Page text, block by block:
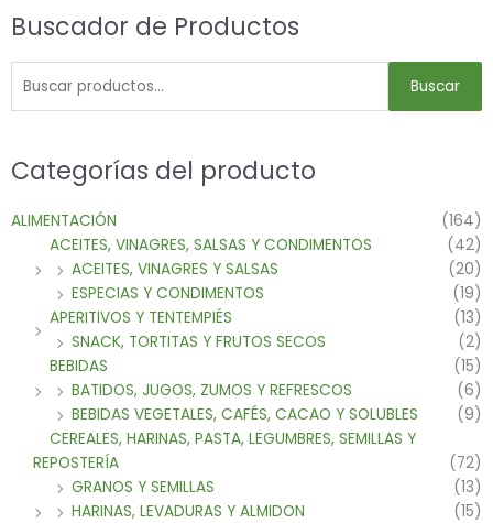
Buscador de Productos
Buscar
Categorías del producto
ALIMENTACIÓN
(164)
ACEITES, VINAGRES, SALSAS Y CONDIMENTOS
(42)
ACEITES, VINAGRES Y SALSAS
(20)
ESPECIAS Y CONDIMENTOS
(19)
APERITIVOS Y TENTEMPIÉS
(13)
SNACK, TORTITAS Y FRUTOS SECOS
(2)
BEBIDAS
(15)
BATIDOS, JUGOS, ZUMOS Y REFRESCOS
(6)
BEBIDAS VEGETALES, CAFÉS, CACAO Y SOLUBLES
(9)
CEREALES, HARINAS, PASTA, LEGUMBRES, SEMILLAS Y
REPOSTERÍA
(72)
GRANOS Y SEMILLAS
(13)
HARINAS, LEVADURAS Y ALMIDON
(15)